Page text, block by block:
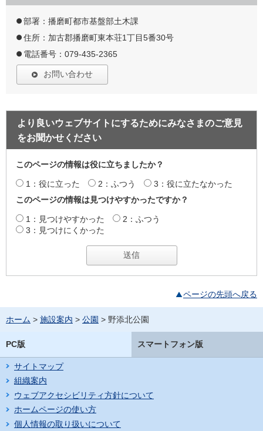
部署：播磨町都市基盤部土木課
住所：加古郡播磨町東本荘1丁目5番30号
電話番号：079-435-2365
お問い合わせ
より良いウェブサイトにするためにみなさまのご意見
をお聞かせください
このページの情報は役に立ちましたか？
1：役に立った 2：ふつう
3：役に立たなかった
このページの情報は見つけやすかったですか？
1：見つけやすかった
2：ふつう
3：見つけにくかった
ページの先頭へ戻る
ホーム > 施設案内 > 公園 > 野添北公園
PC版 スマートフォン版
サイトマップ
組織案内
ウェブアクセシビリティ方針について
ホームページの使い方
個人情報の取り扱いについて